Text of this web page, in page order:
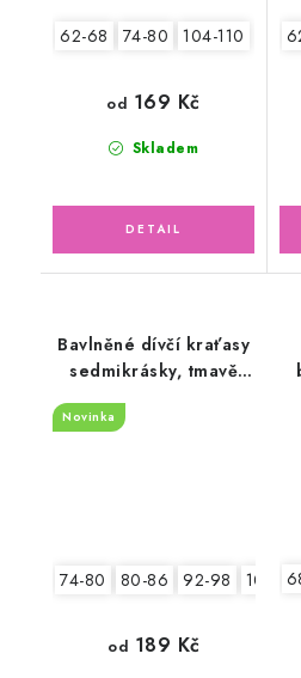
62-68 74-80 104-110
Skladem
od 169 Kč
Bavlněné dívčí kraťasy
sedmikrásky, tmavě
Novinka
74-80 80-86 92-98 104-
od 189 Kč